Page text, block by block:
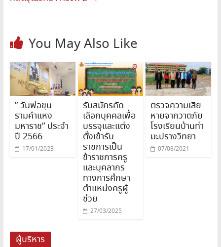
You May Also Like
” วันพ่อขุน
รามคำแหง
มหาราช” ประจำ
ปี 2566
17/01/2023
รับสมัครคัด
เลือกบุคคลเพื่อ
บรรจุและแต่ง
ตั้งเข้ารับ
ราชการเป็น
ข้าราชการครู
และบุคลากร
ทางการศึกษา
ตำแหน่งครูผู้
ช่วย
27/03/2025
ตรวจความเสีย
หายจากวาตภัย
โรงเรียนบ้านท่า
มะปรางวิทยา
07/08/2021
ผู้บริหาร